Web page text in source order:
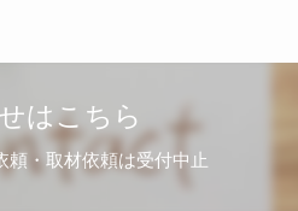
はこちら
・取材依頼は受付中止